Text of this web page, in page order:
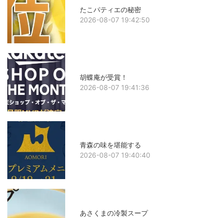
たこパティエの秘密
2026-08-07 19:42:50
胡蝶庵が受賞！
2026-08-07 19:41:36
青森の味を堪能する
2026-08-07 19:40:40
あさくまの冷製スープ